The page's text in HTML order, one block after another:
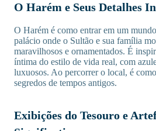
O Harém e Seus Detalhes
O Harém é como entrar em um
palácio onde o Sultão e sua família
maravilhosos e ornamentados. É
íntima do estilo de vida real, com
luxuosos. Ao percorrer o local, é
segredos de tempos antigos.
Exibições do Tesouro e